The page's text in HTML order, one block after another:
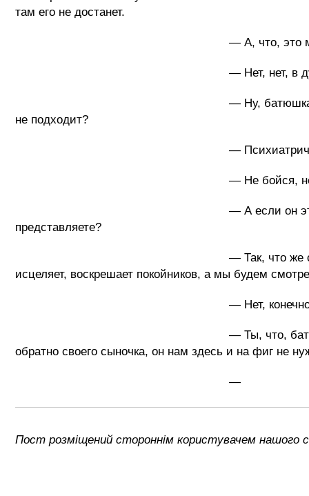
там его не достанет.
— А, что, это мысль! – поддержал
— Нет, нет, в дурдом его
— Ну, батюшка, тебе не угодишь, и
не подходит?
— Психиатрическая больница, это
— Не бойся, не только больные,
— А если он этих больных станет
представляете?
— Так, что же с ним делать, в конце,
исцеляет, воскрешает покойников, а мы будем
— Нет, конечно, от него необходимо
— Ты, что, батюшка, отправить его к
обратно своего сыночка, он нам здесь и на фиг не
Пост розміщений стороннім користувачем нашого